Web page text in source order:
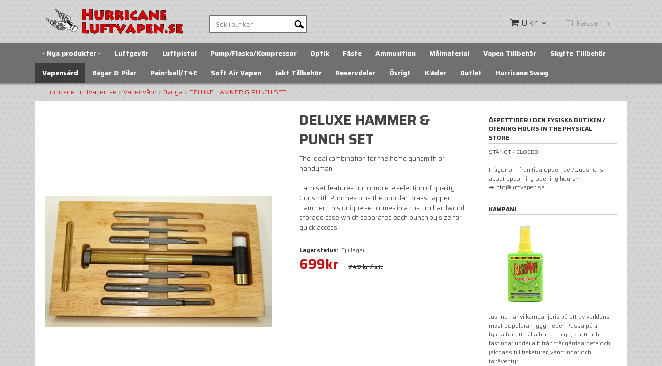
0 kr Till kassan
▪️ Nya produkter ▪️ Luftgevär Luftpistol Pump/Flaska/Kompressor Optik Fäste Ammunition Målmaterial Vapen Tillbehör
Skytte Tillbehör
Vapenvård
Bågar & Pilar Paintball/T4E Soft Air Vapen Jakt Tillbehör Reservdelar Övrigt Kläder Outlet Hurricane Swag
Hurricane Luftvapen.se >Vapenvård > Övriga > DELUXE HAMMER & PUNCH SET
DELUXE HAMMER &
PUNCH SET
The ideal combination for the home gunsmith or
handyman
Each set features our complete selection of quality
Gunsmith Punches plus the popular Brass Tapper
Hammer. This unique set comes in a custom hardwood
storage case which separates each punch by size for
quick access.
Lagerstatus: Ej i lager
699kr 749 kr/ st.
ÖPPETTIDER I DEN FYSISKA BUTIKEN /
OPENING HOURS IN THE PHYSICAL
STORE
STÄNGT / CLOSED
Frågor om framtida öppettider/Questions
about upcoming opening hours?
➡ info@luftvapen.se
KAMPANJ
Just nu har vi kampanjpris på ett av världens
mest populära myggmedel! Passa på att
fynda för att hålla borta mygg, knott och
fästingar under alltifrån trädgårdsarbete och
jaktpass till fisketurer, vandringar och
tältäventyr!